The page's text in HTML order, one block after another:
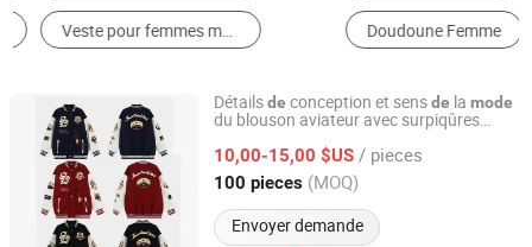
Doudoune Femme
Détailsde conception et sensde la mode
du blouson aviateur avec surpiqûres
10,00-15,00 $US / pieces
100 pieces (MOQ)
Envoyer demande
Dong Guan Yuchen Fashion Co., Ltd.
Guangdong, China Depuis 2025